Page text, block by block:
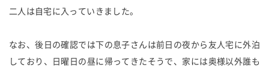
二人は自宅に入っていきました。
なお、後日の確認では下の息子さんは前日の夜から友人宅に外泊
しており、日曜日の昼に帰ってきたそうで、家には奥様以外誰も